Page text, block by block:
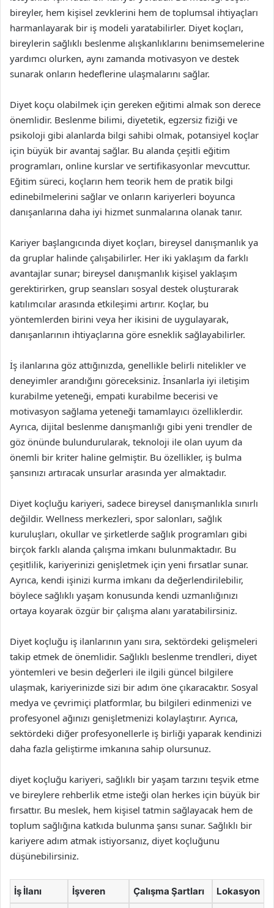
bireyler, hem kişisel zevklerini hem de toplumsal ihtiyaçları
harmanlayarak bir iş modeli yaratabilirler. Diyet koçları,
bireylerin sağlıklı beslenme alışkanlıklarını benimsemelerine
yardımcı olurken, aynı zamanda motivasyon ve destek
sunarak onların hedeflerine ulaşmalarını sağlar.
Diyet koçu olabilmek için gereken eğitimi almak son derece
önemlidir. Beslenme bilimi, diyetetik, egzersiz fiziği ve
psikoloji gibi alanlarda bilgi sahibi olmak, potansiyel koçlar
için büyük bir avantaj sağlar. Bu alanda çeşitli eğitim
programları, online kurslar ve sertifikasyonlar mevcuttur.
Eğitim süreci, koçların hem teorik hem de pratik bilgi
edinebilmelerini sağlar ve onların kariyerleri boyunca
danışanlarına daha iyi hizmet sunmalarına olanak tanır.
Kariyer başlangıcında diyet koçları, bireysel danışmanlık ya
da gruplar halinde çalışabilirler. Her iki yaklaşım da farklı
avantajlar sunar; bireysel danışmanlık kişisel yaklaşım
gerektirirken, grup seansları sosyal destek oluşturarak
katılımcılar arasında etkileşimi artırır. Koçlar, bu
yöntemlerden birini veya her ikisini de uygulayarak,
danışanlarının ihtiyaçlarına göre esneklik sağlayabilirler.
İş ilanlarına göz attığınızda, genellikle belirli nitelikler ve
deneyimler arandığını göreceksiniz. İnsanlarla iyi iletişim
kurabilme yeteneği, empati kurabilme becerisi ve
motivasyon sağlama yeteneği tamamlayıcı özelliklerdir.
Ayrıca, dijital beslenme danışmanlığı gibi yeni trendler de
göz önünde bulundurularak, teknoloji ile olan uyum da
önemli bir kriter haline gelmiştir. Bu özellikler, iş bulma
şansınızı artıracak unsurlar arasında yer almaktadır.
Diyet koçluğu kariyeri, sadece bireysel danışmanlıkla sınırlı
değildir. Wellness merkezleri, spor salonları, sağlık
kuruluşları, okullar ve şirketlerde sağlık programları gibi
birçok farklı alanda çalışma imkanı bulunmaktadır. Bu
çeşitlilik, kariyerinizi genişletmek için yeni fırsatlar sunar.
Ayrıca, kendi işinizi kurma imkanı da değerlendirilebilir,
böylece sağlıklı yaşam konusunda kendi uzmanlığınızı
ortaya koyarak özgür bir çalışma alanı yaratabilirsiniz.
Diyet koçluğu iş ilanlarının yanı sıra, sektördeki gelişmeleri
takip etmek de önemlidir. Sağlıklı beslenme trendleri, diyet
yöntemleri ve besin değerleri ile ilgili güncel bilgilere
ulaşmak, kariyerinizde sizi bir adım öne çıkaracaktır. Sosyal
medya ve çevrimiçi platformlar, bu bilgileri edinmenizi ve
profesyonel ağınızı genişletmenizi kolaylaştırır. Ayrıca,
sektördeki diğer profesyonellerle iş birliği yaparak kendinizi
daha fazla geliştirme imkanına sahip olursunuz.
diyet koçluğu kariyeri, sağlıklı bir yaşam tarzını teşvik etme
ve bireylere rehberlik etme isteği olan herkes için büyük bir
fırsattır. Bu meslek, hem kişisel tatmin sağlayacak hem de
toplum sağlığına katkıda bulunma şansı sunar. Sağlıklı bir
kariyere adım atmak istiyorsanız, diyet koçluğunu
düşünebilirsiniz.
İş İlanı İşveren Çalışma Şartları Lokasyon